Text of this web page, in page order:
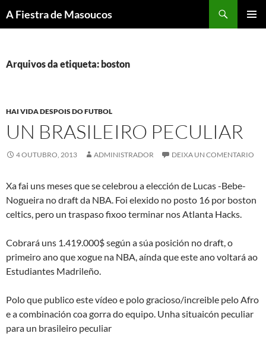
aoA Fiestra de Masoucos
Arquivos da etiqueta: boston
HAI VIDA DESPOIS DO FUTBOL
UN BRASILEIRO PECULIAR
4 OUTUBRO, 2013 ADMINISTRADOR DEIXA UN COMENTARIO
Xa fai uns meses que se celebrou a elección de Lucas -Bebe-
Nogueira no draft da NBA. Foi elexido no posto 16 por boston
celtics, pero un traspaso fixoo terminar nos Atlanta Hacks.
Cobrará uns 1.419.000$ según a súa posición no draft, o
primeiro ano que xogue na NBA, aínda que este ano voltará ao
Estudiantes Madrileño.
Polo que publico este vídeo e polo gracioso/increible pelo Afro
e a combinación coa gorra do equipo. Unha situaicón peculiar
para un brasileiro peculiar